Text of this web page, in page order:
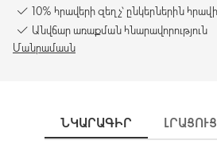
10% հրավերի զեղչ՝ ընկերներին
Անվճար առաքման հնարավորություն
Մանրամասն
ՆԿԱՐԱԳԻՐ